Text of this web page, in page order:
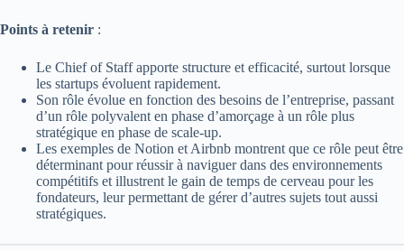
Points à retenir :
Le Chief of Staff apporte structure et efficacité, surtout lorsque
les startups évoluent rapidement.
Son rôle évolue en fonction des besoins de l’entreprise, passant
d’un rôle polyvalent en phase d’amorçage à un rôle plus
stratégique en phase de scale-up.
Les exemples de Notion et Airbnb montrent que ce rôle peut être
déterminant pour réussir à naviguer dans des environnements
compétitifs et illustrent le gain de temps de cerveau pour les
fondateurs, leur permettant de gérer d’autres sujets tout aussi
stratégiques.